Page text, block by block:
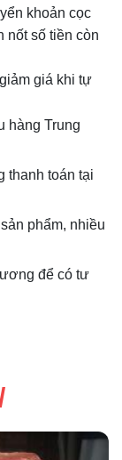
khoản cọc
nốt số tiền còn
giá khi tự
hàng Trung
thanh toán tại
phẩm, nhiều
để có tư